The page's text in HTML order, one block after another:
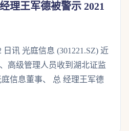
理王军德被警示 2021
讯 光庭信息 (301221.SZ) 近
高级管理人员收到湖北证监
信息董事、 总 经理王军德